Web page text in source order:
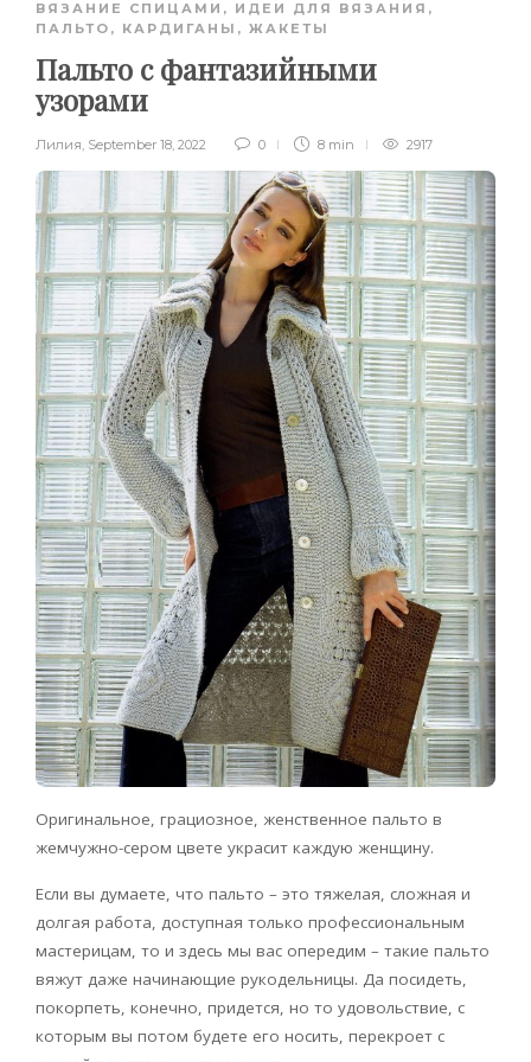
ВЯЗАНИЕ СПИЦАМИ , ИДЕИ ДЛЯ ВЯЗАНИЯ ,
ПАЛЬТО, КАРДИГАНЫ, ЖАКЕТЫ
Пальто с фантазийными
узорами
Лилия, September 18, 2022 0 8 min 2917
Оригинальное, грациозное, женственное пальто в
жемчужно-сером цвете украсит каждую женщину.
Если вы думаете, что пальто – это тяжелая, сложная и
долгая работа, доступная только профессиональным
мастерицам, то и здесь мы вас опередим – такие пальто
вяжут даже начинающие рукодельницы. Да посидеть,
покорпеть, конечно, придется, но то удовольствие, с
которым вы потом будете его носить, перекроет с